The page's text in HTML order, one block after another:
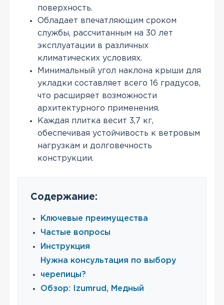
поверхность.
Обладает впечатляющим сроком
службы, рассчитанным на 30 лет
эксплуатации в различных
климатических условиях.
Минимальный угол наклона крыши для
укладки составляет всего 16 градусов,
что расширяет возможности
архитектурного применения.
Каждая плитка весит 3,7 кг,
обеспечивая устойчивость к ветровым
нагрузкам и долговечность
конструкции.
Содержание:
Ключевые преимущества
Частые вопросы
Инструкция
Нужна консультация по выбору
черепицы?
Обзор: Izumrud, Медный